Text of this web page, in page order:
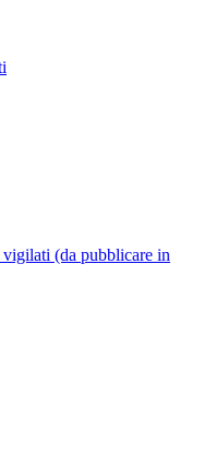
(da pubblicare in